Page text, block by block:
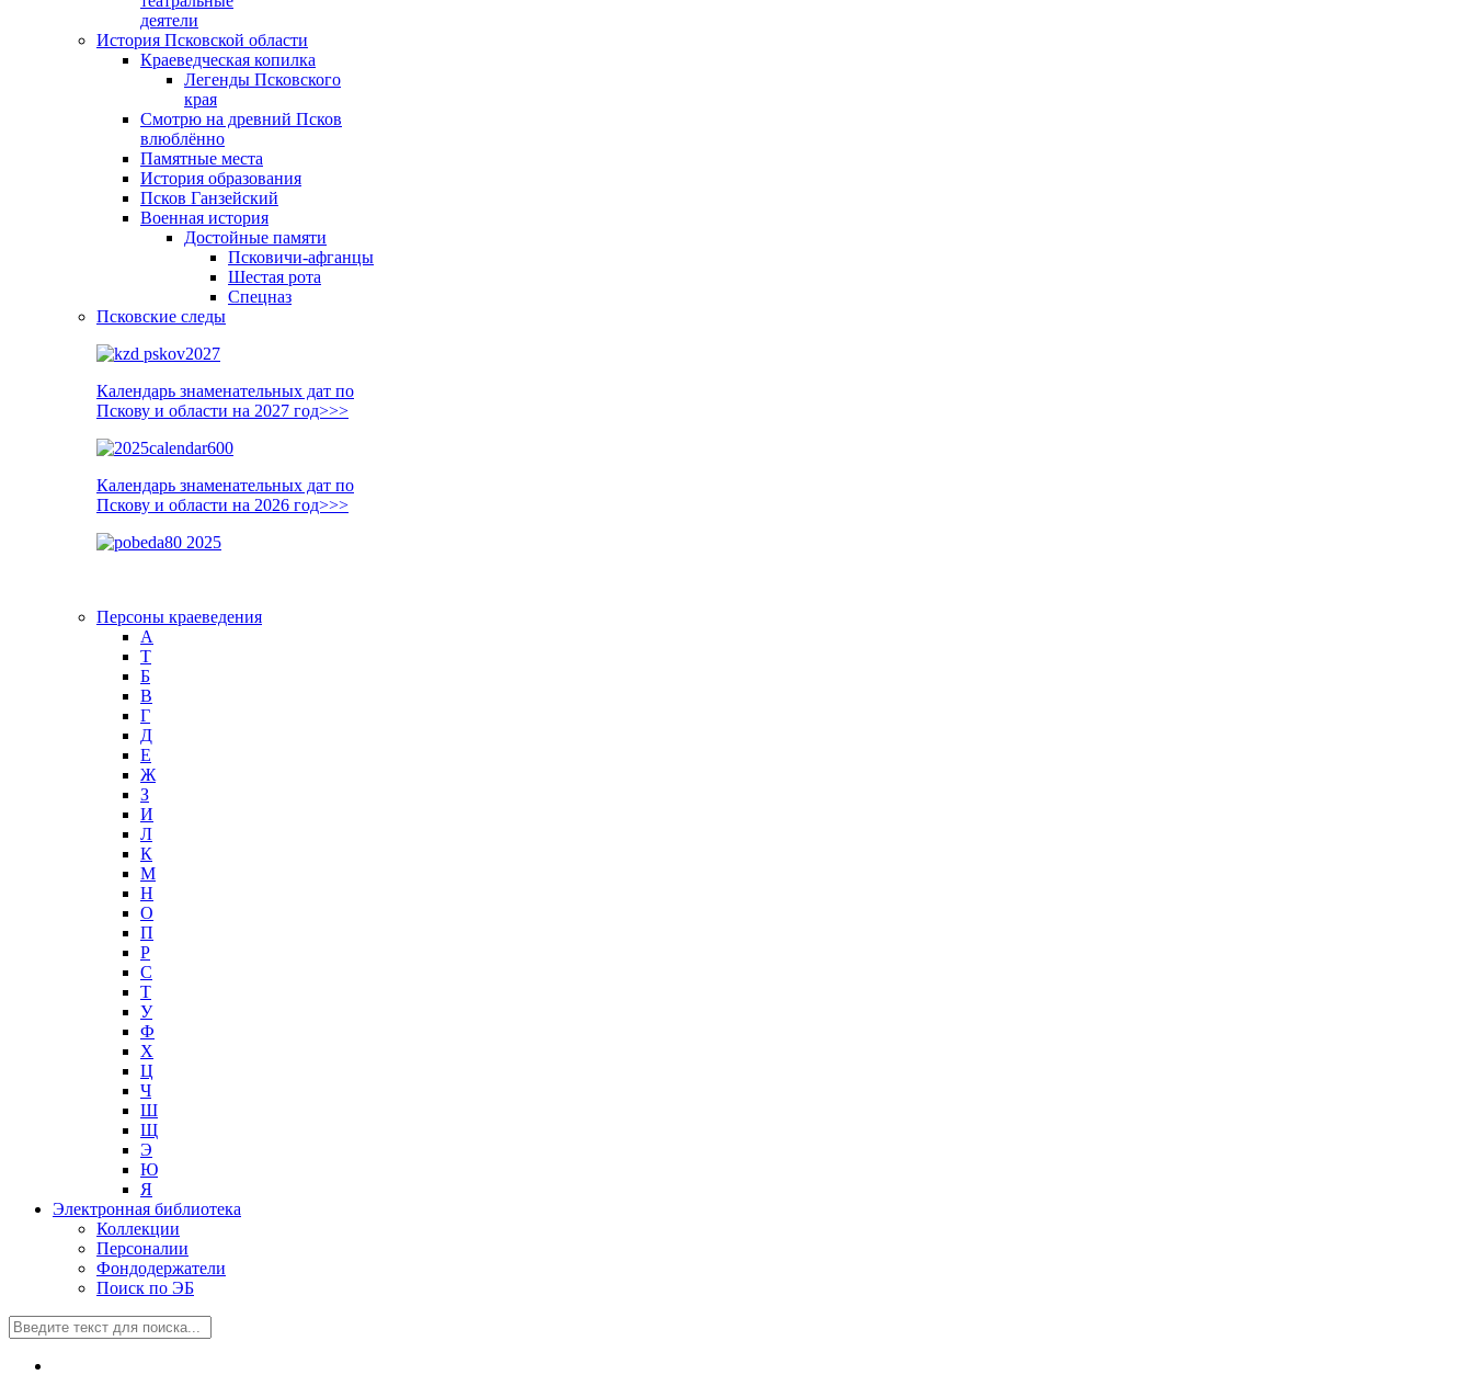
деятели
История Псковской области
Краеведческая копилка
Легенды Псковского
края
Смотрю на древний Псков
влюблённо
Памятные места
История образования
Псков Ганзейский
Военная история
Достойные памяти
Псковичи-афганцы
Шестая рота
Спецназ
Псковские следы
Календарь знаменательных дат по
Пскову и области на 2027 год>>>
Календарь знаменательных дат по
Пскову и области на 2026 год>>>
Персоны краеведения
А
T
Б
В
Г
Д
Е
Ж
З
И
Л
К
М
Н
О
П
Р
С
Т
У
Ф
Х
Ц
Ч
Ш
Щ
Э
Ю
Я
Электронная библиотека
Коллекции
Персоналии
Фондодержатели
Поиск по ЭБ